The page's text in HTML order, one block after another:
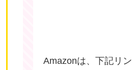
Amazonは、下記リ